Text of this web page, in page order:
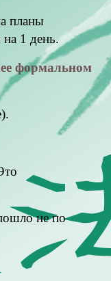
планы
1 день.
формальном
не по